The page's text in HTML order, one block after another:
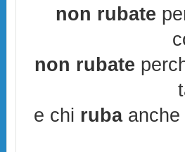
non rubate
non rubate
e chi rubaanche